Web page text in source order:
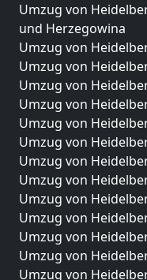
Umzug von
und Herzegowina
Umzug von
Umzug von
Umzug von
Umzug von
Umzug von
Umzug von
Umzug von
Umzug von
Umzug von
Umzug von
Umzug von
Umzug von
Umzug von